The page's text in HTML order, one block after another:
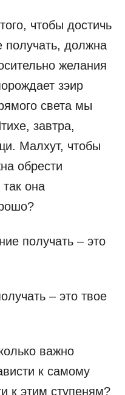
чтобы достичь
получать, должна
желания
зэир
света мы
завтра,
Малхут, чтобы
обрести
она
получать – это
– это твое
важно
к самому
к этим ступеням?